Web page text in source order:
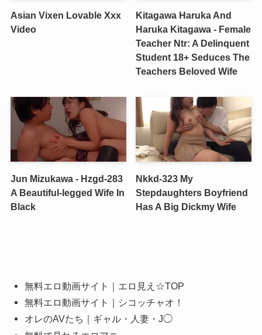
Asian Vixen Lovable Xxx
Video
Kitagawa Haruka And
Haruka Kitagawa - Female
Teacher Ntr: A Delinquent
Student 18+ Seduces The
Teachers Beloved Wife
Jun Mizukawa - Hzgd-283
A Beautiful-legged Wife In
Black
Nkkd-323 My
Stepdaughters Boyfriend
Has A Big Dickmy Wife
無料エロ動画サイト｜エロ見え☆TOP
無料エロ動画サイト｜シコッチャオ！
オレのAVたち｜ギャル・人妻・J◯